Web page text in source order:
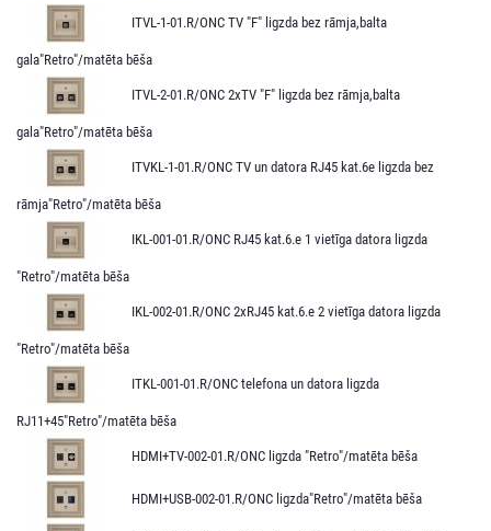
ITVL-1-01.R/ONC TV "F" ligzda bez rāmja,balta
gala"Retro"/matēta bēša
ITVL-2-01.R/ONC 2xTV "F" ligzda bez rāmja,balta
gala"Retro"/matēta bēša
ITVKL-1-01.R/ONC TV un datora RJ45 kat.6e ligzda bez
rāmja"Retro"/matēta bēša
IKL-001-01.R/ONC RJ45 kat.6.e 1 vietīga datora ligzda
"Retro"/matēta bēša
IKL-002-01.R/ONC 2xRJ45 kat.6.e 2 vietīga datora ligzda
"Retro"/matēta bēša
ITKL-001-01.R/ONC telefona un datora ligzda
RJ11+45"Retro"/matēta bēša
HDMI+TV-002-01.R/ONC ligzda "Retro"/matēta bēša
HDMI+USB-002-01.R/ONC ligzda"Retro"/matēta bēša